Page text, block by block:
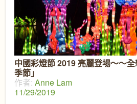
中國彩燈節 2019 亮麗登場～～
季節」
作者: Anne Lam
11/29/2019